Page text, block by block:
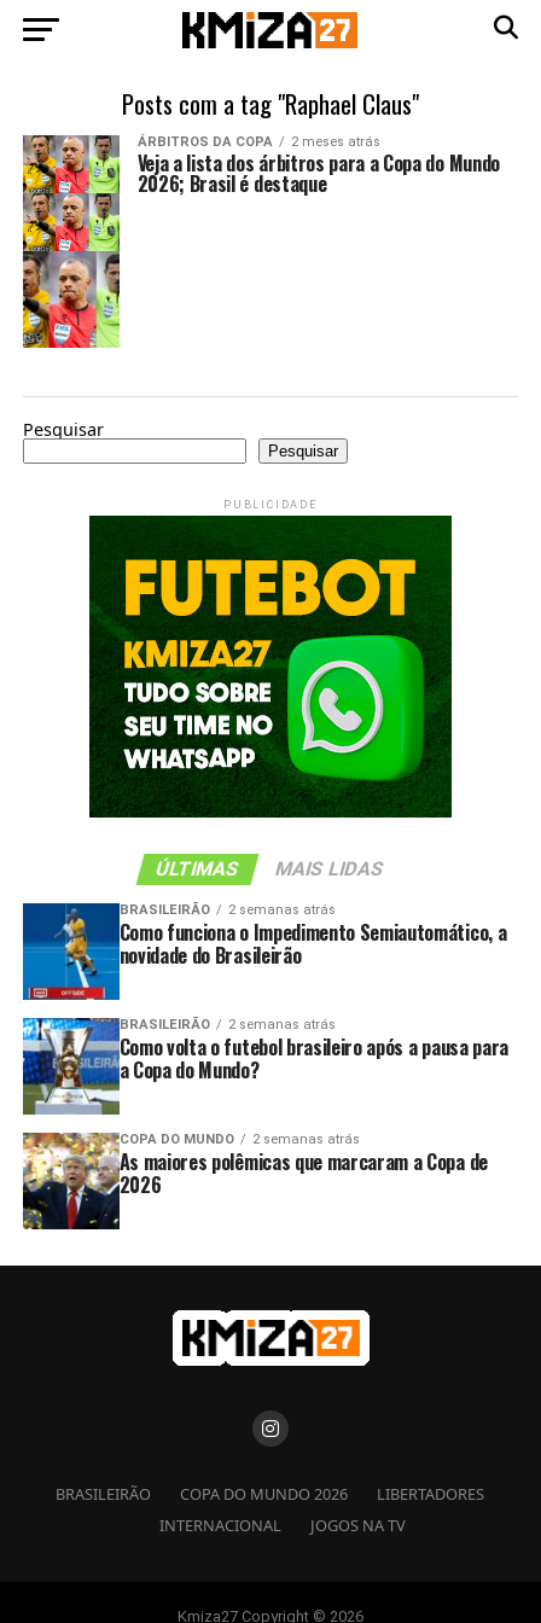
Posts com a tag "Raphael Claus"
ÁRBITROS DA COPA 2 meses atrás
Veja a lista dos árbitros para a Copa do Mundo
2026; Brasil é destaque
Pesquisar
Pesquisar
PUBLICIDADE
ÚLTIMAS MAIS LIDAS
BRASILEIRÃO 2 semanas atrás
Como funciona o Impedimento Semiautomático, a
novidade do Brasileirão
BRASILEIRÃO 2 semanas atrás
Como volta o futebol brasileiro após a pausa para
a Copa do Mundo?
COPA DO MUNDO 2 semanas atrás
As maiores polêmicas que marcaram a Copa de
2026
BRASILEIRÃO COPA DO MUNDO 2026
LIBERTADORES
INTERNACIONAL
JOGOS NA TV
Kmiza27 Copyright © 2026